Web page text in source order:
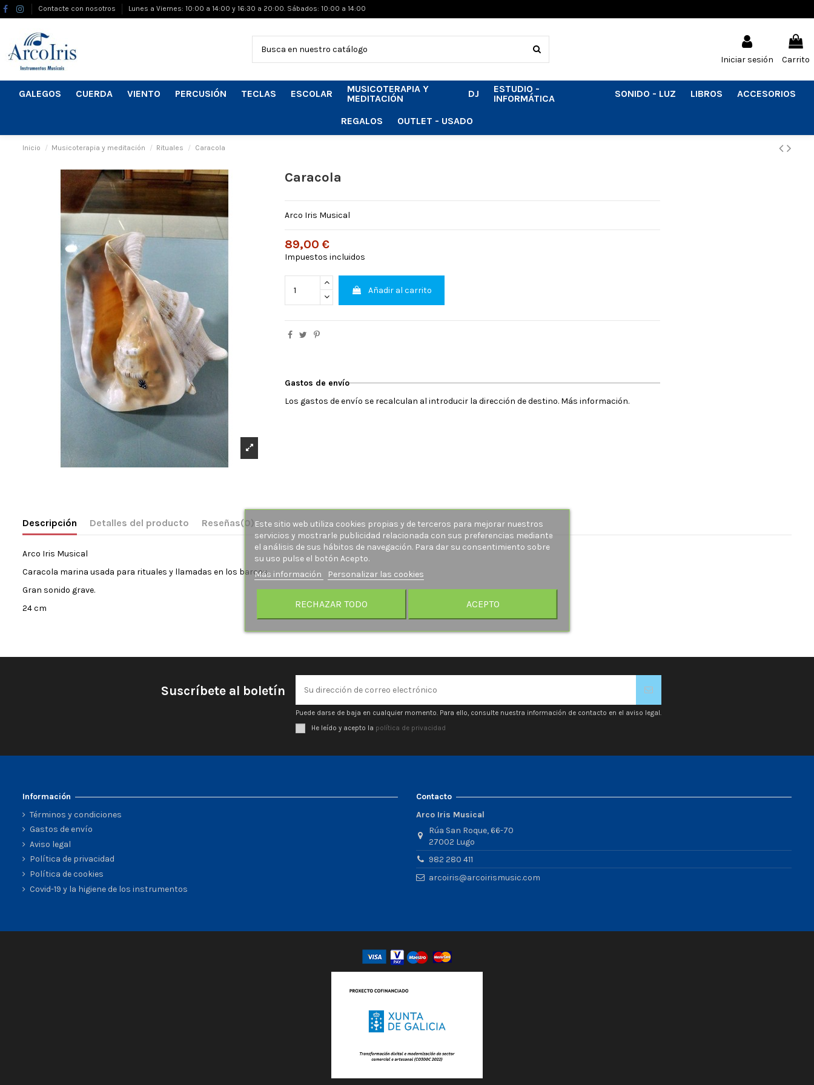
Contacte con nosotros Lunes a Viernes: 10:00 a 14:00 y 16:30 a 20:00. Sábados: 10:00 a 14:00
Iniciar sesión Carrito
GALEGOS CUERDA VIENTO PERCUSIÓN TECLAS ESCOLAR
MUSICOTERAPIA Y
MEDITACIÓN
DJ
ESTUDIO -
INFORMÁTICA
SONIDO - LUZ LIBROS ACCESORIOS
REGALOS OUTLET - USADO
Inicio Musicoterapia y meditación Rituales Caracola
Caracola
Arco Iris Musical
89,00 €
Impuestos incluidos
Añadir al carrito
Gastos de envío
Los gastos de envío se recalculan al introducir la dirección de destino. Más información.
Descripción Detalles del producto Reseñas(0)
Arco Iris Musical
Caracola marina usada para rituales y llamadas en los barcos.
Gran sonido grave.
24 cm
Suscríbete al boletín
Puede darse de baja en cualquier momento. Para ello, consulte nuestra información de contacto en el aviso legal.
He leído y acepto la política de privacidad
Información
Términos y condiciones
Gastos de envío
Aviso legal
Política de privacidad
Política de cookies
Covid-19 y la higiene de los instrumentos
Contacto
Arco Iris Musical
Rúa San Roque, 66-70
27002 Lugo
982 280 411
arcoiris@arcoirismusic.com
Este sitio web utiliza cookies propias y de terceros para mejorar nuestros
servicios y mostrarle publicidad relacionada con sus preferencias mediante
el análisis de sus hábitos de navegación. Para dar su consentimiento sobre
su uso pulse el botón Acepto.
Más información
Personalizar las cookies
RECHAZAR TODO ACEPTO